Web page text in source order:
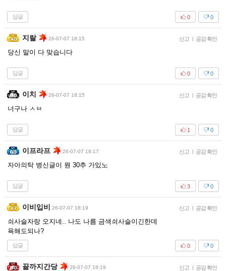
답글 0
0
지랄 26-07-07 18:15 신고 | 공감 확인
당신 말이 다 맞습니다
답글 0
0
이치 26-07-07 18:15 신고 | 공감 확인
너구나 ㅅㅂ
답글 0
1
이프라프 26-07-07 18:17 신고 | 공감 확인
자아의탁 병신글이 뭔 30추 가있노
답글 0
3
이비입비 26-07-07 18:19 신고 | 공감 확인
쇠사슬자랑 오지네.. 나도 나름 금색쇠사슬이긴한데
욕해도되나?
답글 0
0
끝까지간당 26-07-07 18:19 신고 | 공감 확인